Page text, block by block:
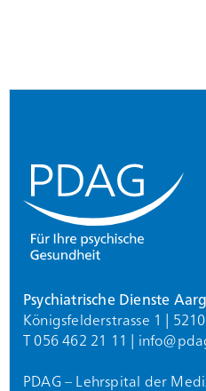
Psychiatrische Dienste
Königsfelderstrasse 1 |
T 056 462 21 11 | info@
PDAG – Lehrspital der